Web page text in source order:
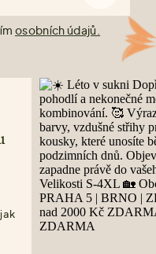
osobních údajů.